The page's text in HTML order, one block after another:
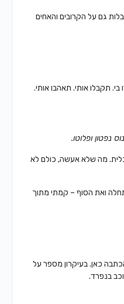
גם על הקרובים והאחים
תקבלו אותי. תאהבו אותי.
נפטון ופלוטו.
מה שלא אעשה, כולם לא
קמתי מתוך
כאן.בעיקרון מספר על
בנפרד.